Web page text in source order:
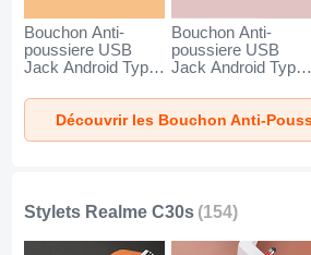
Bouchon Anti-
poussiere USB
Jack Android Type-
Realme C30s
Argent
Bouchon Anti-
poussiere USB
Jack Android Type-
Realme C30s Or
Rose
Stylets Realme C30s (154)